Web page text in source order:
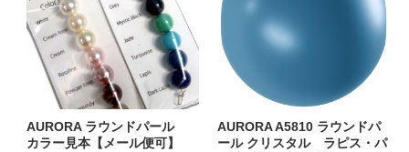
AURORA ラウンドパール
カラー見本【メール便可】
AURORA A5810 ラウンドパ
ール クリスタル ラピス・パ